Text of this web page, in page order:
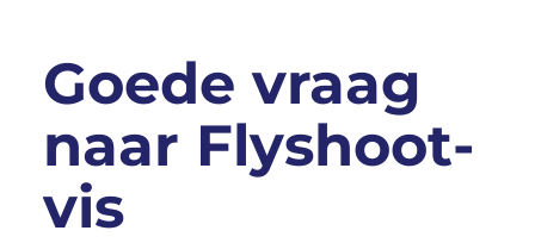
Goede vraag
naar Flyshoot-
vis